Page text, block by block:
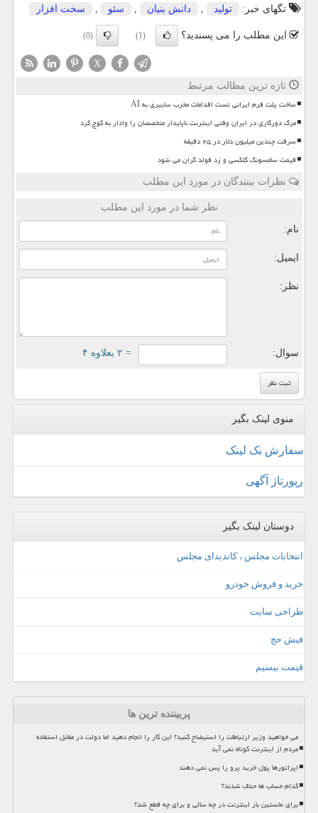
تگهای خبر: تولید , دانش بنیان , سئو , سخت افزار
این مطلب را می پسندید؟ (1)
(0)
X
تازه ترین مطالب مرتبط
ساخت پلت فرم ایرانی تست اقدامات مخرب سایبری به AI
مرگ دورکاری در ایران وقتی اینترنت ناپایدار متخصصان را وادار به کوچ کرد
سرقت چندین میلیون دلار در ۲۵ دقیقه
قیمت سامسونگ گلکسی و زد فولد گران می شود
نظرات بینندگان در مورد این مطلب
نظر شما در مورد این مطلب
نام:
ایمیل:
نظر:
سوال: = ۲ بعلاوه ۴
منوی لینک بگیر
سفارش بک لینک
رپورتاژ آگهی
دوستان لینک بگیر
انتخابات مجلس ، کاندیدای مجلس
خرید و فروش خودرو
طراحی سایت
فیش حج
قیمت بیسیم
پربیننده ترین ها
می خواهید وزیر ارتباطات را استیضاح کنید؟ این کار را انجام دهید اما دولت در مقابل استفاده
مردم از اینترنت کوتاه نمی آید
اپراتورها پول خرید پرو را پس نمی دهند
کدام حساب ها حذف شدند؟
برای نخستین بار اینترنت در چه سالی و برای چه قطع شد؟